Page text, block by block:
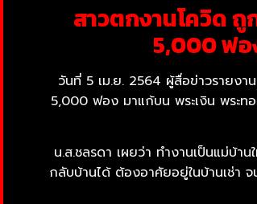
สาวตกงานโควิด
5,000 ฟอ
วันที่ 5 เม.ย. 2564 ผู้สื่อข่าวรายง
5,000 ฟอง มาแก้บน พระเงิน พระท
น.ส.ชลรดา เผยว่า ทำงานเป็นแม่บ้า
กลับบ้านได้ ต้องอาศัยอยู่ในบ้านเช่า